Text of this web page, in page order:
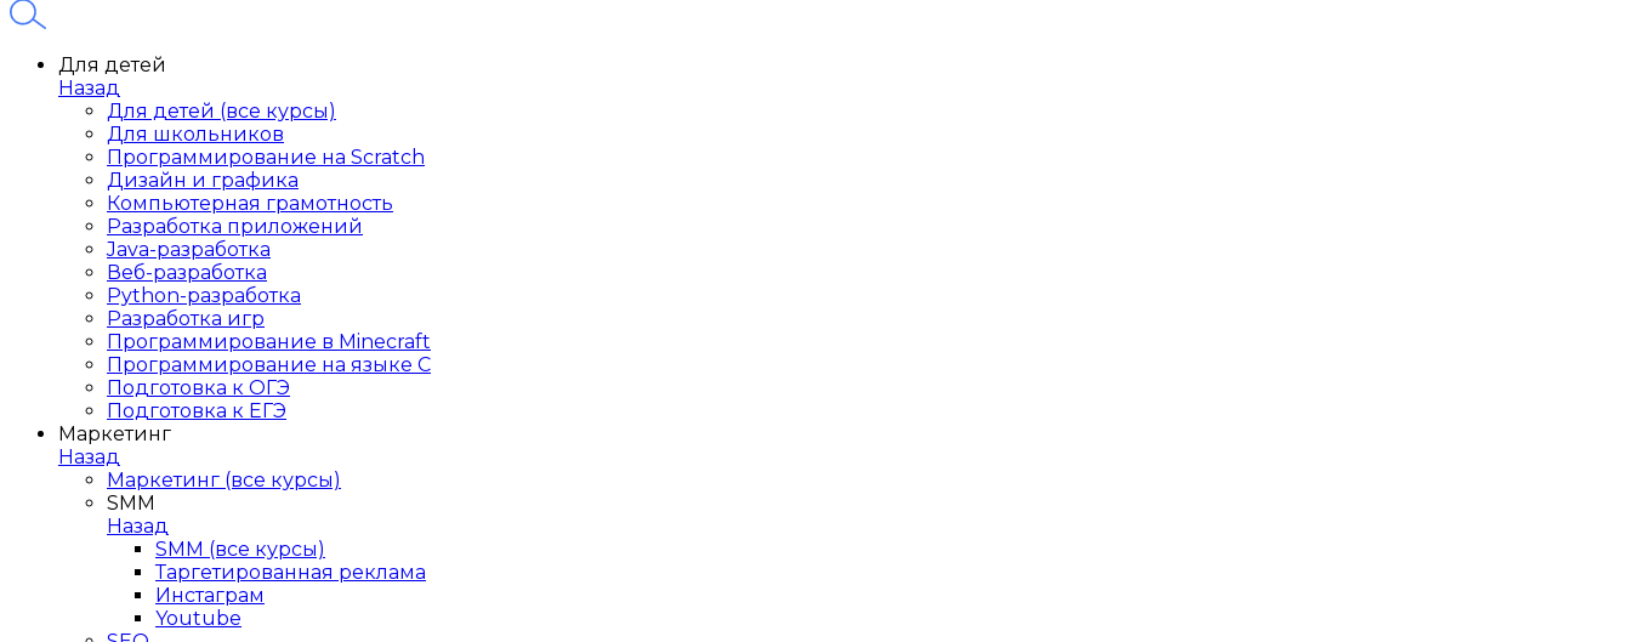
Для детей
Назад
Для детей (все курсы)
Для школьников
Программирование на Scratch
Дизайн и графика
Компьютерная грамотность
Разработка приложений
Java-разработка
Веб-разработка
Python-разработка
Разработка игр
Программирование в Minecraft
Программирование на языке C
Подготовка к ОГЭ
Подготовка к ЕГЭ
Маркетинг
Назад
Маркетинг (все курсы)
SMM
Назад
SMM (все курсы)
Таргетированная реклама
Инстаграм
Youtube